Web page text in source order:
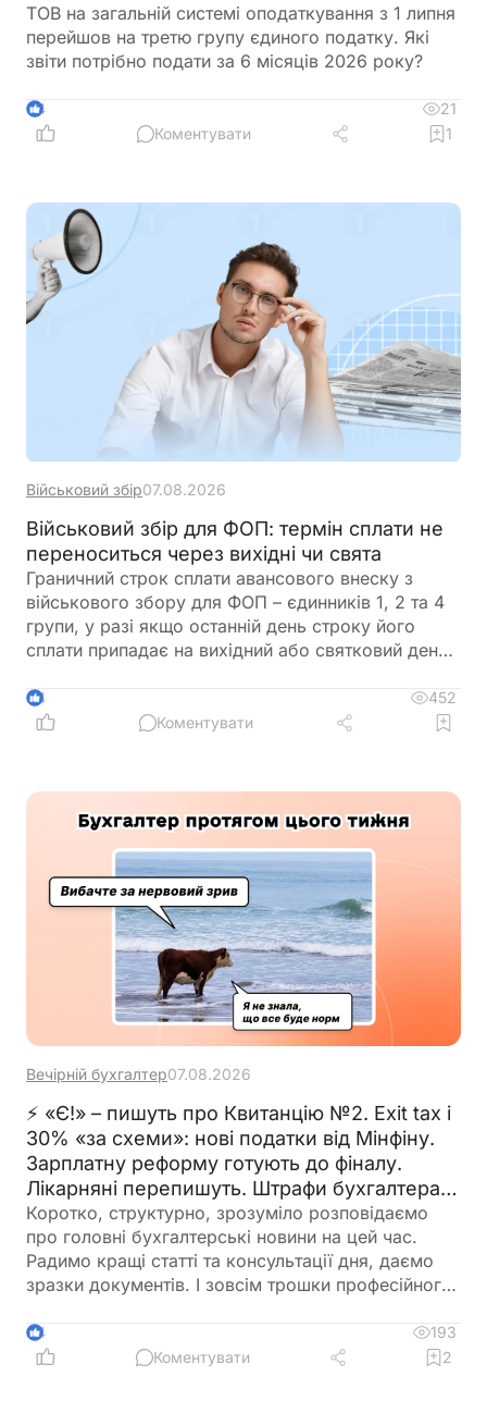
ТОВ на загальній системі оподаткування з 1 липня
перейшов на третю групу єдиного податку. Які
звіти потрібно подати за 6 місяців 2026 року?
4
21
Коментувати
1
Військовий збір07.08.2026
Військовий збір для ФОП: термін сплати не
переноситься через вихідні чи свята
Граничний строк сплати авансового внеску з
військового збору для ФОП – єдинників 1, 2 та 4
групи, у разі якщо останній день строку його
сплати припадає на вихідний або святковий день,
за вихідним або святковим днем
4
452
Коментувати
Вечірній бухгалтер07.08.2026
⚡ «Є!» – пишуть про Квитанцію №2. Exit tax і
30% «за схеми»: нові податки від Мінфіну.
Зарплатну реформу готують до фіналу.
Лікарняні перепишуть. Штрафи бухгалтерам
– теж. 🙋‍♀️ Вечірній бухгалтер від 07.08.2026
Коротко, структурно, зрозуміло розповідаємо
про головні бухгалтерські новини на цей час.
Радимо кращі статті та консультації дня, даємо
зразки документів. І зовсім трошки професійного
4
193
Коментувати
2